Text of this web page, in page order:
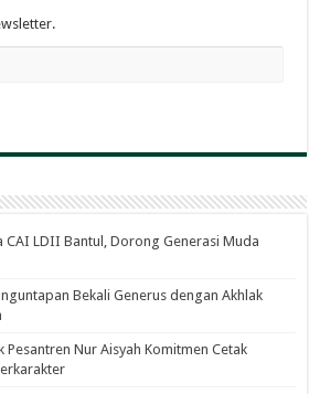
CAI LDII Bantul, Dorong Generasi Muda
Bekali Generus dengan Akhlak
Pesantren Nur Aisyah Komitmen Cetak